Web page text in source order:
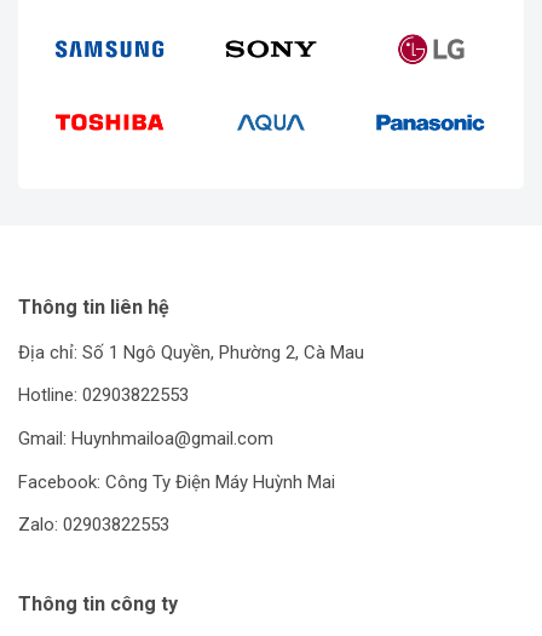
Thông tin liên hệ
Địa chỉ: Số 1 Ngô Quyền, Phường 2, Cà Mau
Hotline: 02903822553
Gmail: Huynhmailoa@gmail.com
Facebook: Công Ty Điện Máy Huỳnh Mai
Zalo: 02903822553
Thông tin công ty